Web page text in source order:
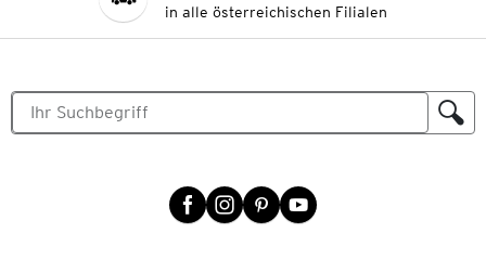
in alle österreichischen Filialen